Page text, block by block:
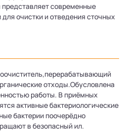
современные
очистки и отведения сточных
отходы.Обусловлена
работы. В приёмных
активные бактериологические
бактерии поочерёдно
в безопасный ил.